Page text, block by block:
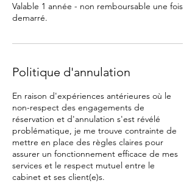
Valable 1 année - non remboursable une fois
demarré.
Politique d'annulation
En raison d'expériences antérieures où le
non-respect des engagements de
réservation et d'annulation s'est révélé
problématique, je me trouve contrainte de
mettre en place des règles claires pour
assurer un fonctionnement efficace de mes
services et le respect mutuel entre le
cabinet et ses client(e)s.